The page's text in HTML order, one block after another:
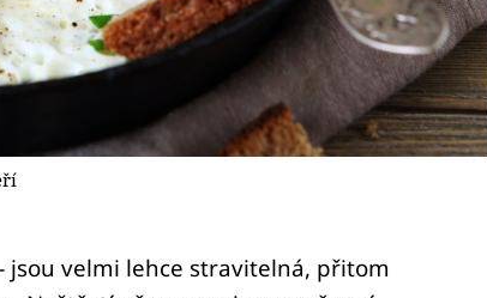
jsou velmi lehce stravitelná, přitom